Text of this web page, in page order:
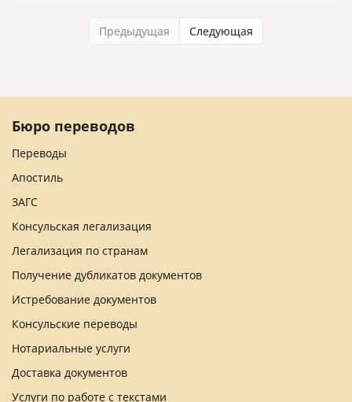
Предыдущая Следующая
Бюро переводов
Переводы
Апостиль
ЗАГС
Консульская легализация
Легализация по странам
Получение дубликатов документов
Истребование документов
Консульские переводы
Нотариальные услуги
Доставка документов
Услуги по работе с текстами